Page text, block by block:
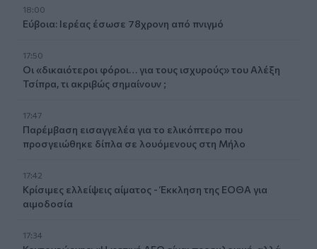
18:00
Εύβοια: Ιερέας έσωσε 78χρονη από πνιγμό
17:50
Οι «δικαιότεροι φόροι… για τους ισχυρούς» του Αλέξη
Τσίπρα, τι ακριβώς σημαίνουν ;
17:47
Παρέμβαση εισαγγελέα για το ελικόπτερο που
προσγειώθηκε δίπλα σε λουόμενους στη Μήλο
17:42
Κρίσιμες ελλείψεις αίματος - Έκκληση της ΕΟΘΑ για
αιμοδοσία
17:34